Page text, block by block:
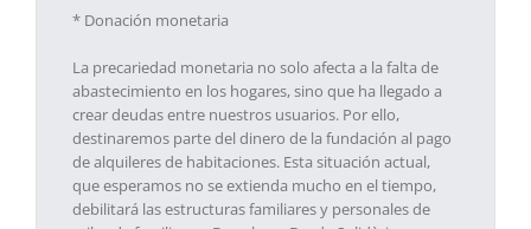
* Donación monetaria
La precariedad monetaria no solo afecta a la falta de
abastecimiento en los hogares, sino que ha llegado a
crear deudas entre nuestros usuarios. Por ello,
destinaremos parte del dinero de la fundación al pago
de alquileres de habitaciones. Esta situación actual,
que esperamos no se extienda mucho en el tiempo,
debilitará las estructuras familiares y personales de